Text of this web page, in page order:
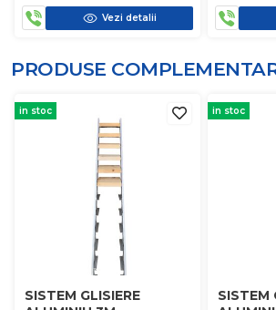
Vezi detalii
PRODUSE
in stoc
SISTEM GLISIERE
in stoc
SISTEM